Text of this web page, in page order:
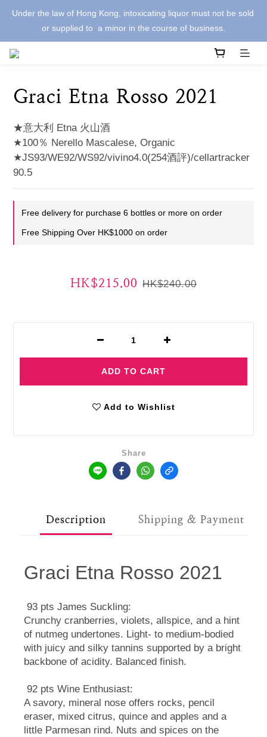
Under the law of Hong Kong, intoxicating liquor must not be sold
or supplied to  a minor in the course of business.
Graci Etna Rosso 2021
★意大利 Etna 火山酒
★100％ Nerello Mascalese, Organic
★JS93/WE92/WS92/vivino4.0(254酒評)/cellartracker
90.5
Free delivery for purchase 6 bottles or more on order
Free Shipping Over HK$1000 on order
HK$215.00 HK$240.00
ADD TO CART
Add to Wishlist
Share
Description Shipping & Payment
Graci Etna Rosso 2021
93 pts James Suckling:
Crunchy cranberries, violets, allspice, and a hint
of nutmeg undertones. Light- to medium-bodied
with juicy and silky tannins supported by a bright
backbone of acidity. Balanced finish.
92 pts Wine Enthusiast:
A savory, mineral nose offers rocks, pencil
eraser, mixed citrus, quince and apples and a
little Parmesan rind. Nuts and spices on the